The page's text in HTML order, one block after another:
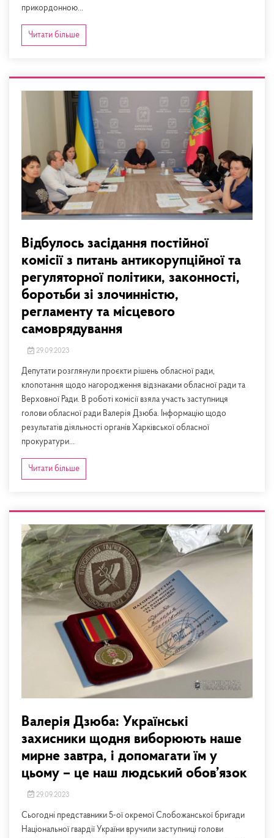
прикордонною...
Читати більше
Відбулось засідання постійної
комісії з питань антикорупційної та
регуляторної політики, законності,
боротьби зі злочинністю,
регламенту та місцевого
самоврядування
29.09.2023
Депутати розглянули проєкти рішень обласної ради,
клопотання щодо нагородження відзнаками обласної ради та
Верховної Ради. В роботі комісії взяла участь заступниця
голови обласної ради Валерія Дзюба. Інформацію щодо
результатів діяльності органів Харківської обласної
прокуратури...
Читати більше
Валерія Дзюба: Українські
захисники щодня виборюють наше
мирне завтра, і допомагати їм у
цьому – це наш людський обов’язок
29.09.2023
Сьогодні представники 5-ої окремої Слобожанської бригади
Національної гвардії України вручили заступниці голови